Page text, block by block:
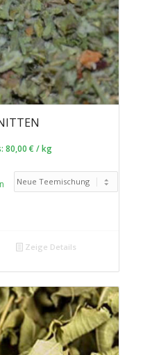
80,00 € /kg
Zeige Details